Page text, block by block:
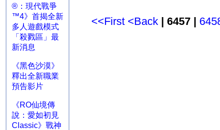
®：現代戰爭
™4》首揭全新
多人遊戲模式
「殺戮區」最
新消息
《黑色沙漠》
釋出全新職業
預告影片
《RO仙境傳
說：愛如初見
Classic》戰神
<<First <Back | 6457 |